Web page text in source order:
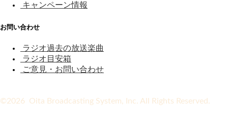
キャンペーン情報
お問い合わせ
ラジオ過去の放送楽曲
ラジオ目安箱
ご意見・お問い合わせ
©2026 Oita Broadcasting System, Inc. All Rights Reserved.